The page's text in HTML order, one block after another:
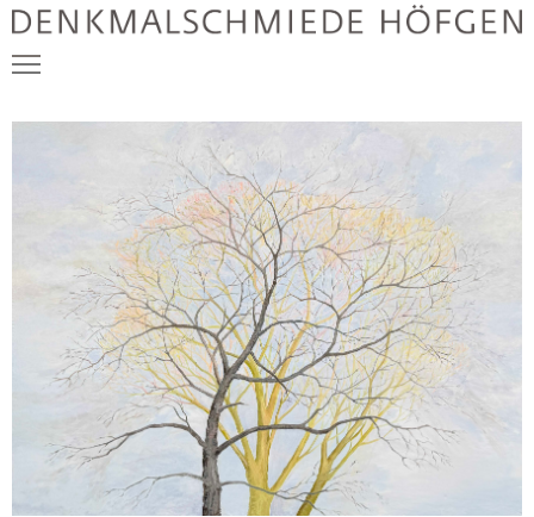
Schön, dass Sie hier sind.
Event & Bankett
Klausur & Retreat
Kunst & Medienproduktion
Öffentliche Veranstaltungen